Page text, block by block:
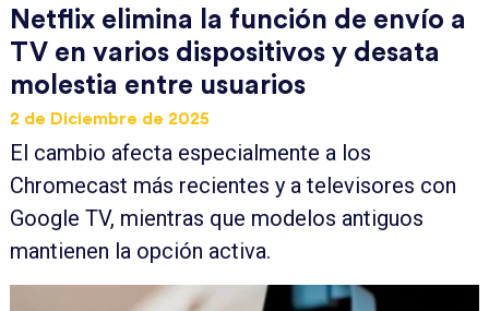
Netflix elimina la función de envío a
TV en varios dispositivos y desata
molestia entre usuarios
2 de Diciembre de 2025
El cambio afecta especialmente a los
Chromecast más recientes y a televisores con
Google TV, mientras que modelos antiguos
mantienen la opción activa.